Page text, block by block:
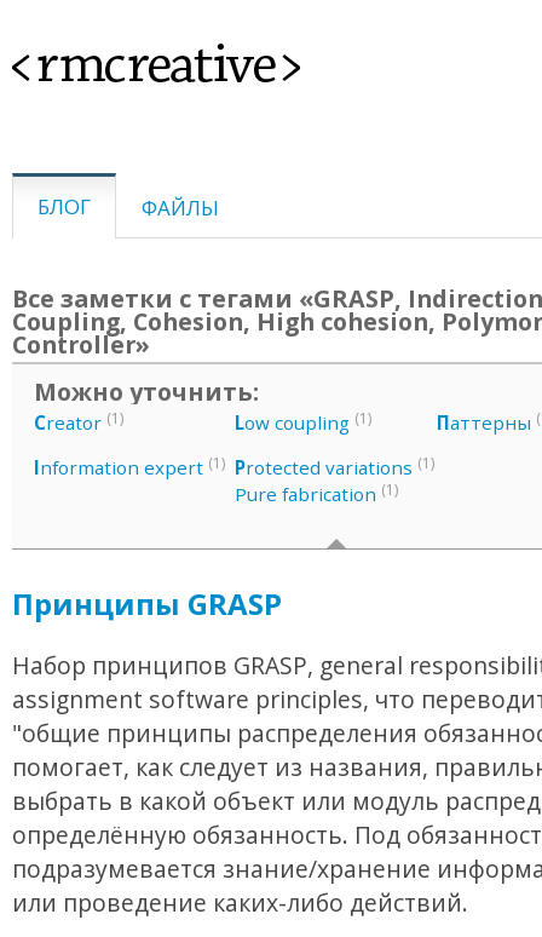
<rmcreative>
БЛОГ ФАЙЛЫ
Все заметки с тегами «GRASP,
Coupling, Cohesion, High cohesion,
Controller»
Можно уточнить:
Creator (1)
Information expert (1)
Low coupling (1)
Protected variations (1)
Pure fabrication (1)
Паттерны
Принципы GRASP
Набор принципов GRASP, general
assignment software principles, что
"общие принципы распределения
помогает, как следует из названия,
выбрать в какой объект или модуль
определённую обязанность. Под
подразумевается знание/хранение
или проведение каких-либо действий.